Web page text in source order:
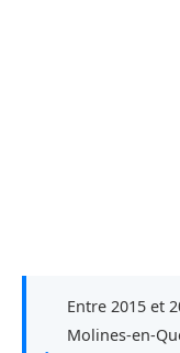
Entre 2015 et
Molines-en-